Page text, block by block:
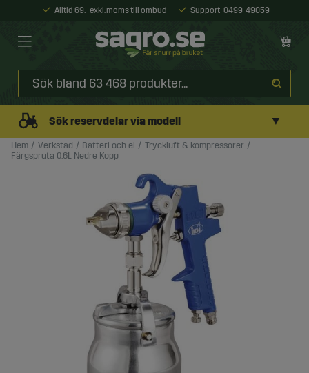
Alltid 69:- exkl. moms till ombud Support 0499-49059
Sök reservdelar via modell ▼
Hem Verkstad Batteri och el
Tryckluft & kompressorer
Färgspruta 0,6L Nedre Kopp